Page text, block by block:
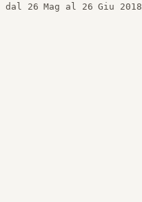
dal 26 Mag al 26 Giu 2018